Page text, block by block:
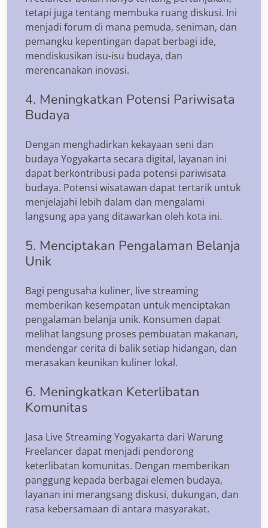
tetapi juga tentang membuka ruang diskusi. Ini
menjadi forum di mana pemuda, seniman, dan
pemangku kepentingan dapat berbagi ide,
mendiskusikan isu-isu budaya, dan
merencanakan inovasi.
4. Meningkatkan Potensi Pariwisata
Budaya
Dengan menghadirkan kekayaan seni dan
budaya Yogyakarta secara digital, layanan ini
dapat berkontribusi pada potensi pariwisata
budaya. Potensi wisatawan dapat tertarik untuk
menjelajahi lebih dalam dan mengalami
langsung apa yang ditawarkan oleh kota ini.
5. Menciptakan Pengalaman Belanja
Unik
Bagi pengusaha kuliner, live streaming
memberikan kesempatan untuk menciptakan
pengalaman belanja unik. Konsumen dapat
melihat langsung proses pembuatan makanan,
mendengar cerita di balik setiap hidangan, dan
merasakan keunikan kuliner lokal.
6. Meningkatkan Keterlibatan
Komunitas
Jasa Live Streaming Yogyakarta dari Warung
Freelancer dapat menjadi pendorong
keterlibatan komunitas. Dengan memberikan
panggung kepada berbagai elemen budaya,
layanan ini merangsang diskusi, dukungan, dan
rasa kebersamaan di antara masyarakat.